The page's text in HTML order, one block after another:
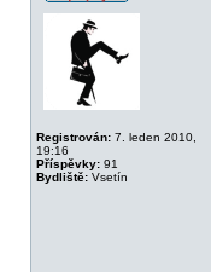
Registrován: 7. leden 2010,
19:16
Příspěvky: 91
Bydliště: Vsetín